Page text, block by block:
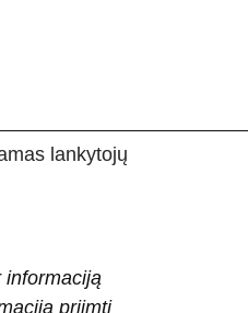
informaciją
priimti